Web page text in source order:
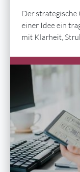
Der strategische
einer Idee ein
mit Klarheit,